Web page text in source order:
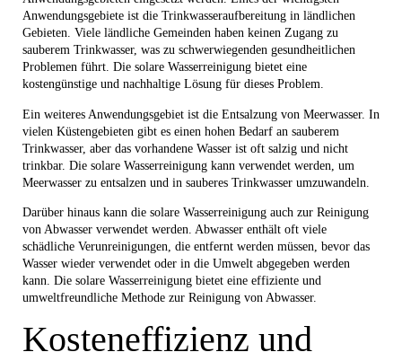
Anwendungsgebiete ist die Trinkwasseraufbereitung in ländlichen
Gebieten. Viele ländliche Gemeinden haben keinen Zugang zu
sauberem Trinkwasser, was zu schwerwiegenden gesundheitlichen
Problemen führt. Die solare Wasserreinigung bietet eine
kostengünstige und nachhaltige Lösung für dieses Problem.
Ein weiteres Anwendungsgebiet ist die Entsalzung von Meerwasser. In
vielen Küstengebieten gibt es einen hohen Bedarf an sauberem
Trinkwasser, aber das vorhandene Wasser ist oft salzig und nicht
trinkbar. Die solare Wasserreinigung kann verwendet werden, um
Meerwasser zu entsalzen und in sauberes Trinkwasser umzuwandeln.
Darüber hinaus kann die solare Wasserreinigung auch zur Reinigung
von Abwasser verwendet werden. Abwasser enthält oft viele
schädliche Verunreinigungen, die entfernt werden müssen, bevor das
Wasser wieder verwendet oder in die Umwelt abgegeben werden
kann. Die solare Wasserreinigung bietet eine effiziente und
umweltfreundliche Methode zur Reinigung von Abwasser.
Kosteneffizienz und